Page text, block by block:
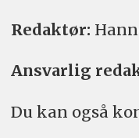
Redaktør:
Ansvarlig
Du kan også